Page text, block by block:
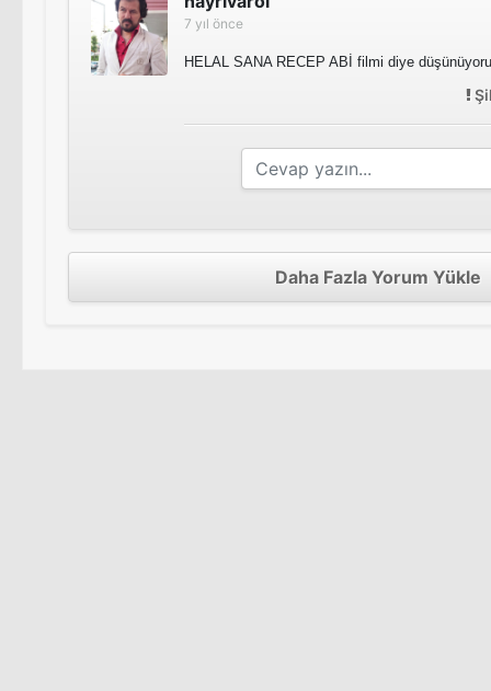
7 yıl önce
HELAL SANA RECEP ABİ filmi diye
Daha Fazla Yorum Yükle